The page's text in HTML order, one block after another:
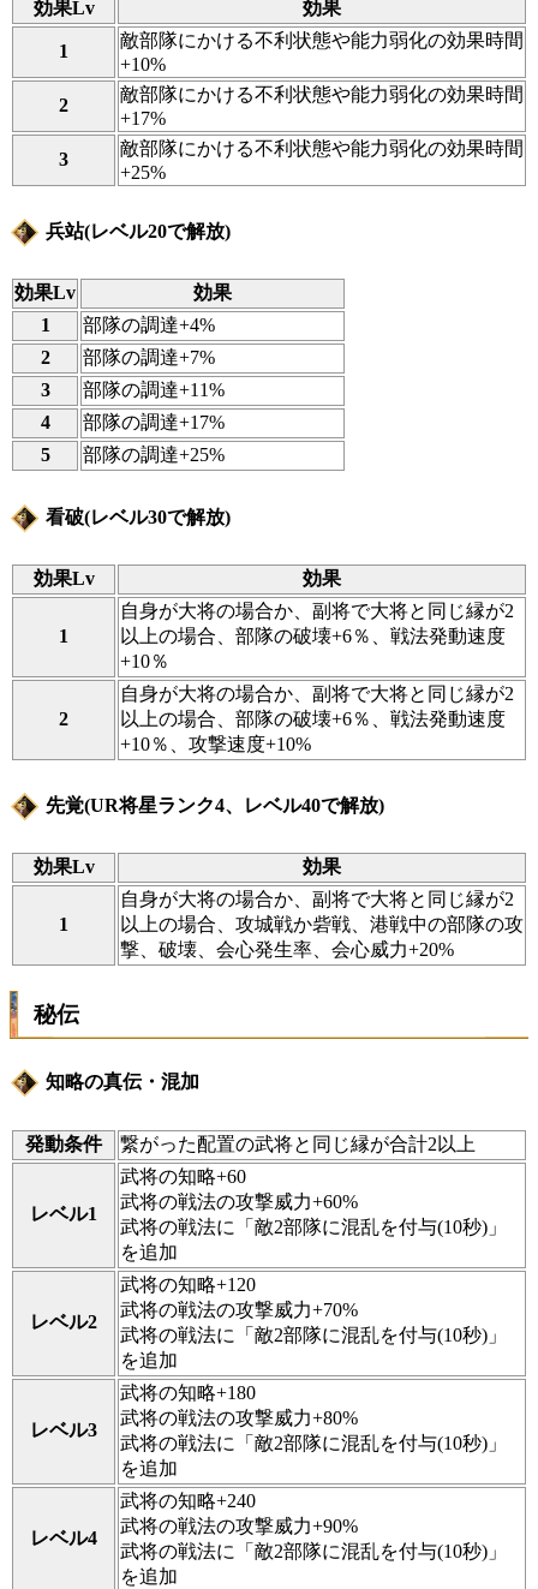
効果Lv 効果
1
敵部隊にかける不利状態や能力弱化の効果時間
+10%
2
敵部隊にかける不利状態や能力弱化の効果時間
+17%
3
敵部隊にかける不利状態や能力弱化の効果時間
+25%
兵站(レベル20で解放)
効果Lv
効果
1
部隊の調達+4%
2
部隊の調達+7%
3
部隊の調達+11%
4
部隊の調達+17%
5
部隊の調達+25%
看破(レベル30で解放)
効果Lv 効果
1
自身が大将の場合か、副将で大将と同じ縁が2
以上の場合、部隊の破壊+6％、戦法発動速度
+10％
2
自身が大将の場合か、副将で大将と同じ縁が2
以上の場合、部隊の破壊+6％、戦法発動速度
+10％、攻撃速度+10%
先覚(UR将星ランク4、レベル40で解放)
効果Lv 効果
1
自身が大将の場合か、副将で大将と同じ縁が2
以上の場合、攻城戦か砦戦、港戦中の部隊の攻
撃、破壊、会心発生率、会心威力+20%
秘伝
知略の真伝・混加
発動条件 繋がった配置の武将と同じ縁が合計2以上
レベル1
武将の知略+60
武将の戦法の攻撃威力+60%
武将の戦法に「敵2部隊に混乱を付与(10秒)」
を追加
レベル2
武将の知略+120
武将の戦法の攻撃威力+70%
武将の戦法に「敵2部隊に混乱を付与(10秒)」
を追加
レベル3
武将の知略+180
武将の戦法の攻撃威力+80%
武将の戦法に「敵2部隊に混乱を付与(10秒)」
を追加
レベル4
武将の知略+240
武将の戦法の攻撃威力+90%
武将の戦法に「敵2部隊に混乱を付与(10秒)」
を追加